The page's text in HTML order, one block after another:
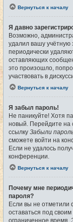
Вернуться к началу
Я давно
Возможно,
удалил вашу учётную
периодически
оставляющих
это произошло,
участвовать в
Вернуться к началу
Я забыл пароль!
Не паникуйте! Хотя
новый. Перейдите на
ссылку Забыли
сможете войти на
Если не удалось
конференции.
Вернуться к началу
Почему мне
пароля?
Если вы не отметили
оставаться под
ограниченное время.